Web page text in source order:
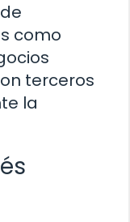
como
terceros
la